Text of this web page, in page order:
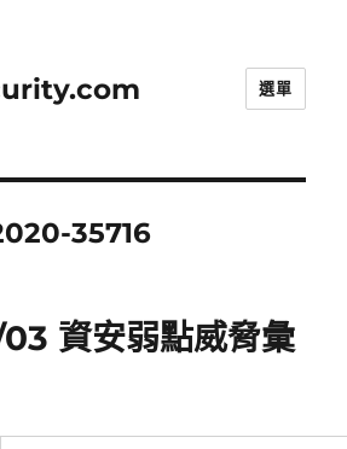
選單
35716
資安弱點威脅彙